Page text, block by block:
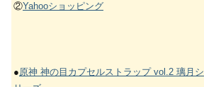
②Yahooショッピング
●原神 神の目カプセルストラップ vol.2 璃月シ